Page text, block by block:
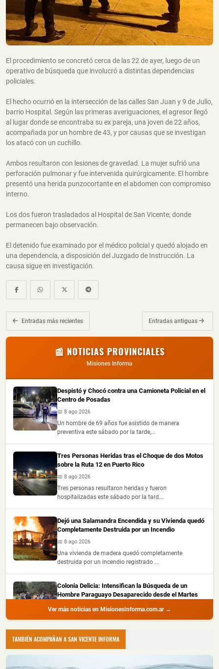
El procedimiento se concretó cerca de las 22 de ayer, luego de un
operativo de búsqueda que involucró a distintas dependencias
policiales.
El hecho ocurrió en la intersección de las calles San Juan y 9 de Julio,
barrio Hospital. Según las primeras averiguaciones, el agresor llegó
al lugar donde se encontraba su ex pareja, una joven de 22 años,
acompañada por un hombre de 43, y por causas que se investigan
los atacó con un cuchillo.
Ambos resultaron con lesiones de gravedad. La mujer sufrió una
perforación pulmonar y fue intervenida quirúrgicamente. El hombre
presentó una herida punzocortante en el abdomen con compromiso
interno.
Los dos fueron trasladados al Hospital de San Vicente, donde
permanecen bajo observación.
El detenido fue examinado por el médico policial y quedó alojado en
una dependencia, a disposición del Juzgado de Instrucción. La
causa sigue en investigación.
Entradas más recientes Entradas antiguas
📰 NOTICIAS PROVINCIALES
Misiones Informa
Despistó y Chocó contra una Camioneta Policial en el
Centro de Posadas
📅 8 ago 2026
Un hombre de 69 años fue asistido de manera
preventiva este sábado por la tarde,...
Tres Personas Heridas tras el Choque de dos Motos
sobre la Ruta 12 en Puerto Rico
📅 8 ago 2026
Tres personas resultaron heridas y fueron
hospitalizadas este sábado por la tard...
Dejó una Salamandra Encendida y su Vivienda quedó
Completamente Destruida por un Incendio
📅 8 ago 2026
Una vivienda de madera quedó completamente
destruida por un incendio registrado ...
Colonia Delicia: Intensifican la Búsqueda de un
Hombre Paraguayo Desaparecido desde el Martes
📅 8 ago 2026
La Policía de Misiones lleva adelante un amplio
Choque Entre dos Autos en Oberá dejó Daños
Ver más noticias en MisionesInforma.com.ar →
TAMBIÉN ACOMPAÑAN A SAN VICENTE INFORMA